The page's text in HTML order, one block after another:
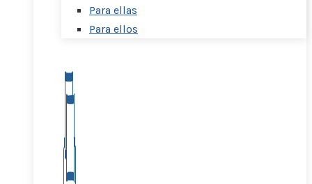
Para ellas
Para ellos